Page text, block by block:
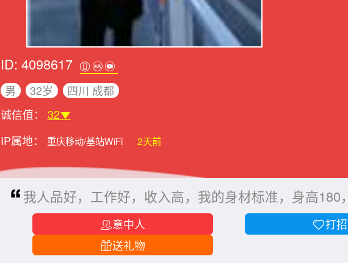
ID: 4098617
男 32岁
四川 成都
诚信值： 32
IP属地：
重庆移动/基站WiFi 2天前
我人品好，工作好，收入高，我的身材标准，身高
意中人 打
送礼物